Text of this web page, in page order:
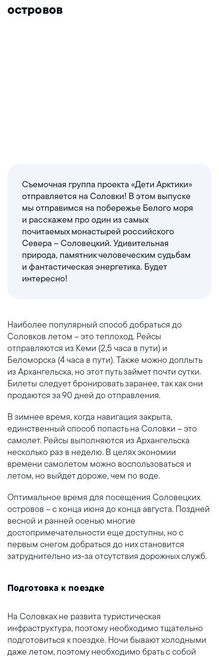
островов
Съемочная группа проекта «Дети Арктики»
отправляется на Соловки! В этом выпуске
мы отправимся на побережье Белого моря
и расскажем про один из самых
почитаемых монастырей российского
Севера – Соловецкий. Удивительная
природа, памятник человеческим судьбам
и фантастическая энергетика. Будет
интересно!
Наиболее популярный способ добраться до
Соловков летом – это теплоход. Рейсы
отправляются из Кеми (2,5 часа в пути) и
Беломорска (4 часа в пути). Также можно доплыть
из Архангельска, но этот путь займет почти сутки.
Билеты следует бронировать заранее, так как они
продаются за 90 дней до отправления.
В зимнее время, когда навигация закрыта,
единственный способ попасть на Соловки – это
самолет. Рейсы выполняются из Архангельска
несколько раз в неделю. В целях экономии
времени самолетом можно воспользоваться и
летом, но выйдет дороже, чем по воде.
Оптимальное время для посещения Соловецких
островов – с конца июня до конца августа. Поздней
весной и ранней осенью многие
достопримечательности еще доступны, но с
первым снегом добраться до них становится
затруднительно из-за отсутствия дорожных служб.
Подготовка к поездке
На Соловках не развита туристическая
инфраструктура, поэтому необходимо тщательно
подготовиться к поездке. Ночи бывают холодными
даже летом, поэтому необходимо брать с собой